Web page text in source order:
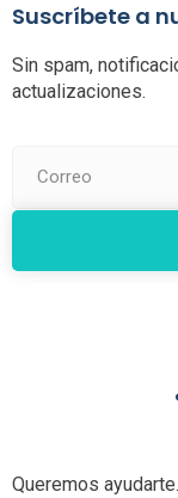
Suscríbete a
Sin spam,
actualizaciones.
Queremos